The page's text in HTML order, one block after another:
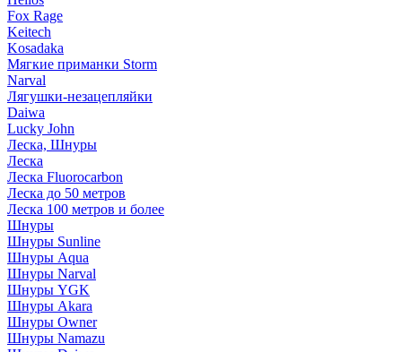
Fox Rage
Keitech
Kosadaka
Мягкие приманки Storm
Narval
Лягушки-незацепляйки
Daiwa
Lucky John
Леска, Шнуры
Леска
Леска Fluorocarbon
Леска до 50 метров
Леска 100 метров и более
Шнуры
Шнуры Sunline
Шнуры Aqua
Шнуры Narval
Шнуры YGK
Шнуры Akara
Шнуры Owner
Шнуры Namazu